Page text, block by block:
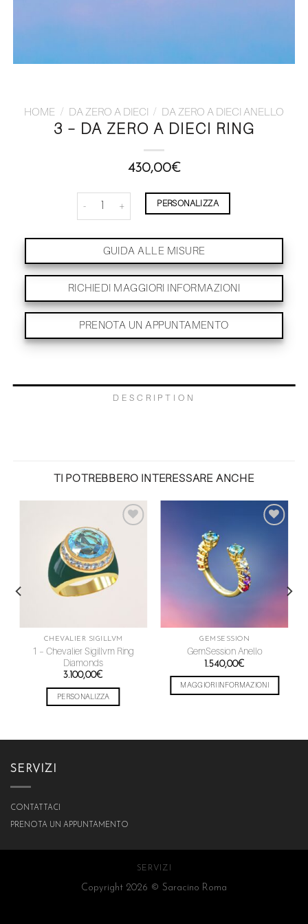
HOME / DA ZERO A DIECI / DA ZERO A DIECI ANELLO
3 – DA ZERO A DIECI RING
430,00€
3 - Da Zero A Dieci Ring quantità
PERSONALIZZA
GUIDA ALLE MISURE
RICHIEDI MAGGIORI INFORMAZIONI
PRENOTA UN APPUNTAMENTO
DESCRIPTION
TI POTREBBERO INTERESSARE ANCHE
alla lista
desideri
CHEVALIER SIGILLVM
1 – Chevalier Sigillvm Ring
Diamonds
3.100,00€
PERSONALIZZA
GEMSESSION
GemSession Anello
1.540,00€
MAGGIORI INFORMAZIONI
SERVIZI
CONTATTACI
PRENOTA UN APPUNTAMENTO
SERVIZI
Copyright 2026 © Saracino Roma